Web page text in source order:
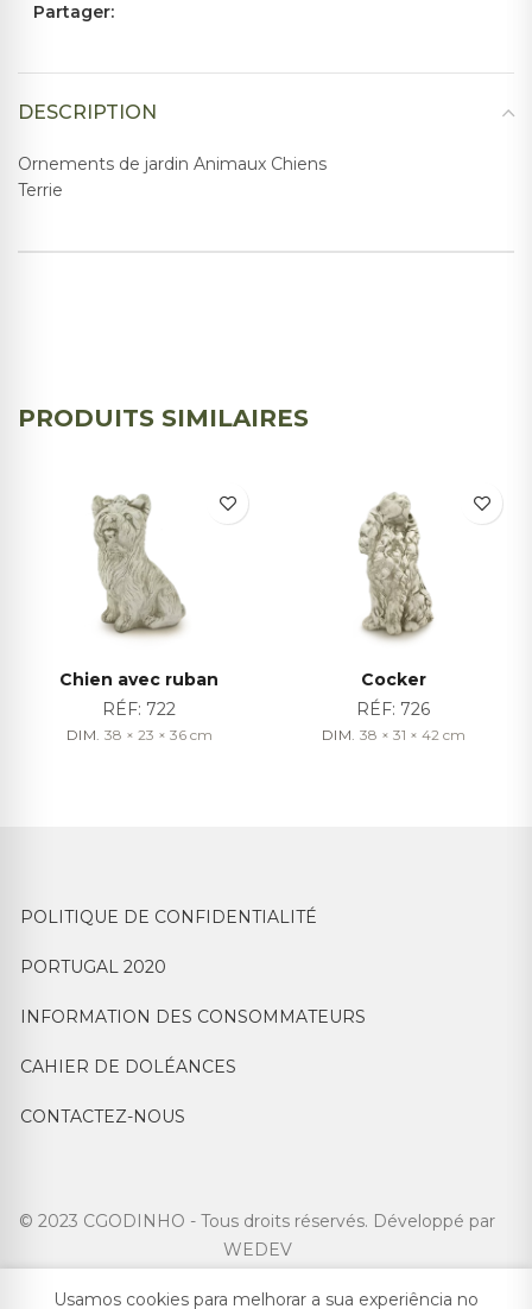
Partager:
DESCRIPTION
Ornements de jardin Animaux Chiens
Terrie
PRODUITS SIMILAIRES
Chien avec ruban
RÉF: 722
DIM. 38 × 23 × 36 cm
Cocker
RÉF: 726
DIM. 38 × 31 × 42 cm
POLITIQUE DE CONFIDENTIALITÉ
PORTUGAL 2020
INFORMATION DES CONSOMMATEURS
CAHIER DE DOLÉANCES
CONTACTEZ-NOUS
© 2023 CGODINHO - Tous droits réservés. Développé par
WEDEV
Usamos cookies para melhorar a sua experiência no